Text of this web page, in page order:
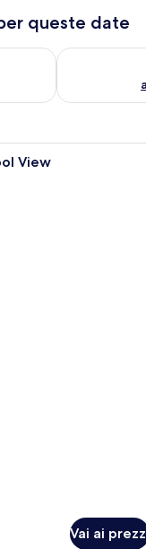
queste date
sera, ago 7 - ago 8
Verifica la
camera da letto
View
Vai ai